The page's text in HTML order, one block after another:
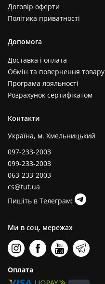
Договір оферти
Політика приватності
Допомога
Доставка і оплата
Обмін та повернення товару
Програма лояльності
Розрахунок сертифікатом
Контакти
Україна, м. Хмельницький
097-233-2003
099-233-2003
063-233-2003
cs@tut.ua
Пишіть в Телеграм:
Ми в соц. мережах
Оплата